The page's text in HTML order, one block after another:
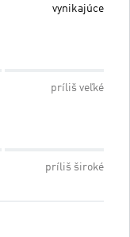
vynikajúce
príliš veľké
príliš široké